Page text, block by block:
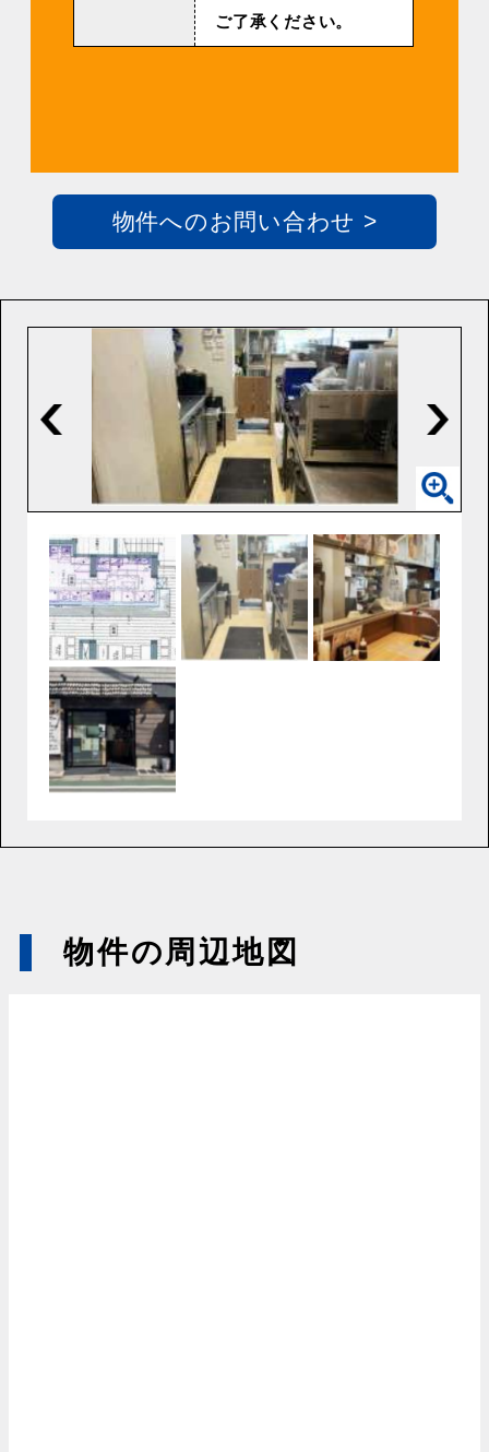
ご了承ください。
物件へのお問い合わせ >
物件の周辺地図